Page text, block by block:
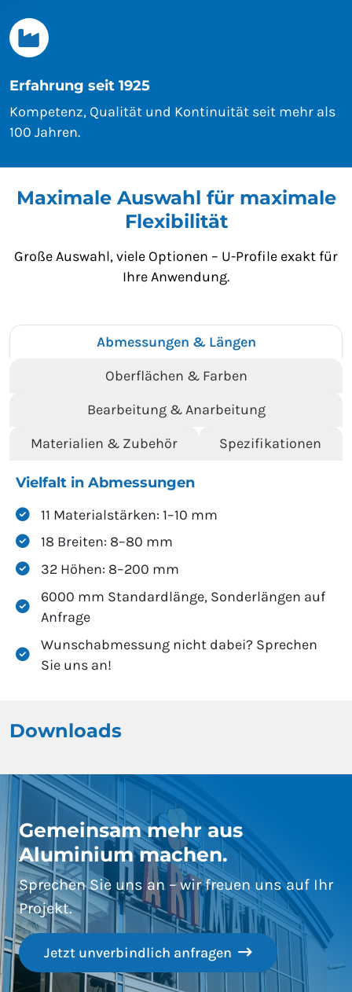
Erfahrung seit 1925
Kompetenz, Qualität und Kontinuität seit mehr als
100 Jahren.
Maximale Auswahl für maximale
Flexibilität
Große Auswahl, viele Optionen – U-Profile exakt für
Ihre Anwendung.
Abmessungen & Längen
Oberflächen & Farben
Bearbeitung & Anarbeitung
Materialien & Zubehör Spezifikationen
Vielfalt in Abmessungen
11 Materialstärken: 1–10 mm
18 Breiten: 8–80 mm
32 Höhen: 8–200 mm
6000 mm Standardlänge, Sonderlängen auf
Anfrage
Wunschabmessung nicht dabei? Sprechen
Sie uns an!
Downloads
Gemeinsam mehr aus
Aluminium machen.
Sprechen Sie uns an – wir freuen uns auf Ihr
Projekt.
Jetzt unverbindlich anfragen